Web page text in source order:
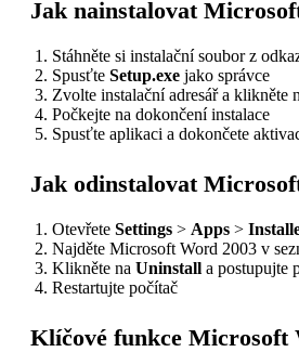
Jak nainstalovat
Stáhněte si instalační soubor z
Spusťte Setup.exe jako správce
Zvolte instalační adresář a klikněte
Počkejte na dokončení instalace
Spusťte aplikaci a dokončete
Jak odinstalovat
Otevřete Settings > Apps >
Najděte Microsoft Word 2003 v
Klikněte na Uninstall a postupujte
Restartujte počítač
Klíčové funkce Microsoft